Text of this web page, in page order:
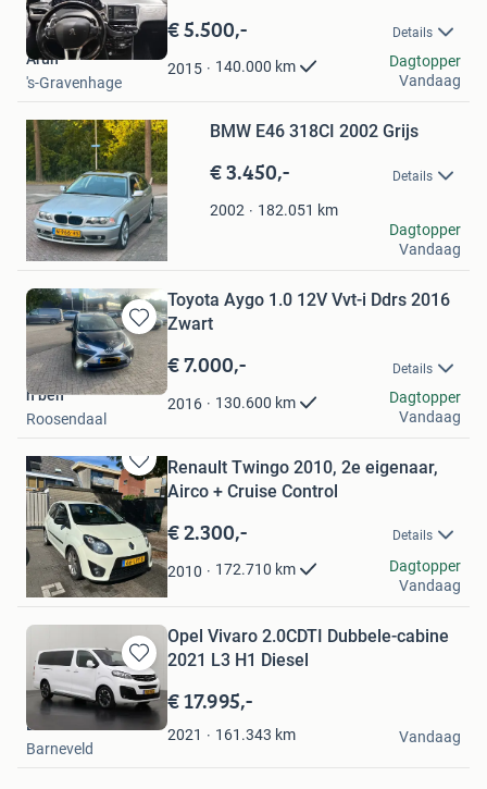
in
Mijn
Favorieten
€ 5.500,- Details
2015 140.000 km
Arun
's-Gravenhage
Dagtopper
Vandaag
in
Mijn
Favorieten
BMW E46 318CI 2002 Grijs
€ 3.450,- Details
2002 182.051 km
Muhammad Alabed
Geldermalsen
Dagtopper
Vandaag
Bewaren
in
Mijn
Favorieten
Toyota Aygo 1.0 12V Vvt-i Ddrs 2016
Zwart
€ 7.000,- Details
2016 130.600 km
h ben
Roosendaal
Dagtopper
Vandaag
Bewaren
in
Mijn
Favorieten
Renault Twingo 2010, 2e eigenaar,
Airco + Cruise Control
€ 2.300,- Details
2010 172.710 km
En
Veenendaal
Dagtopper
Vandaag
Bewaren
in
Mijn
Favorieten
Opel Vivaro 2.0CDTI Dubbele-cabine
2021 L3 H1 Diesel
€ 17.995,-
2021 161.343 km
Dutchvans.com
Barneveld
Vandaag